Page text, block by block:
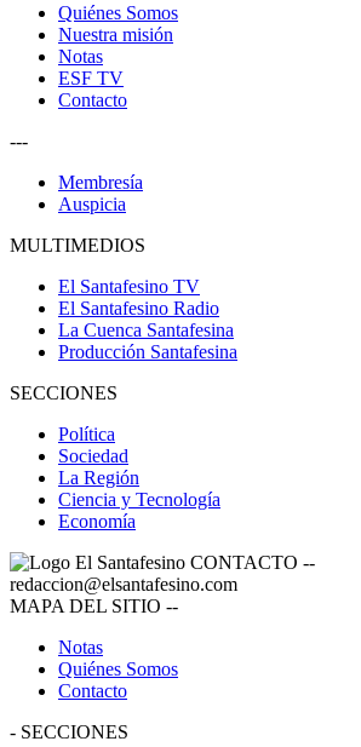
Quiénes Somos
Nuestra misión
Notas
ESF TV
Contacto
---
Membresía
Auspicia
MULTIMEDIOS
El Santafesino TV
El Santafesino Radio
La Cuenca Santafesina
Producción Santafesina
SECCIONES
Política
Sociedad
La Región
Ciencia y Tecnología
Economía
CONTACTO --
redaccion@elsantafesino.com
MAPA DEL SITIO --
Notas
Quiénes Somos
Contacto
- SECCIONES